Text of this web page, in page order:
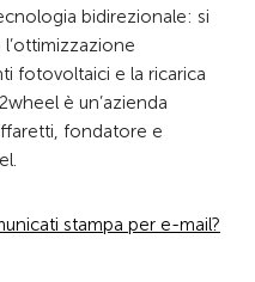
bidirezionale: si
fotovoltaici e la ricarica
è un’azienda
fondatore e
stampa per e-mail?